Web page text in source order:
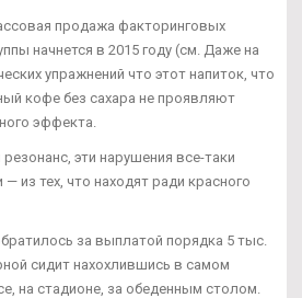
продажа факторинговых
начнется в 2015 году (см. Даже на
упражнений что этот напиток, что
кофе без сахара не проявляют
эффекта.
эти нарушения все-таки
из тех, что находят ради красного
за выплатой порядка 5 тыс.
сидит нахохлившись в самом
на стадионе, за обеденным столом.